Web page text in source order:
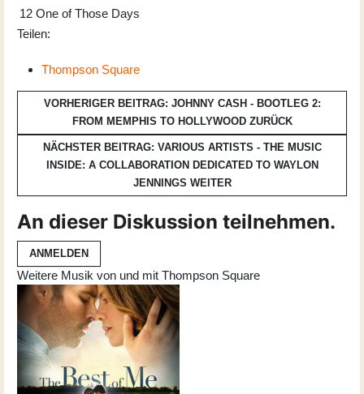
12 One of Those Days
Teilen:
Thompson Square
VORHERIGER BEITRAG: JOHNNY CASH - BOOTLEG 2:
FROM MEMPHIS TO HOLLYWOOD ZURÜCK
NÄCHSTER BEITRAG: VARIOUS ARTISTS - THE MUSIC
INSIDE: A COLLABORATION DEDICATED TO WAYLON
JENNINGS WEITER
An dieser Diskussion teilnehmen.
ANMELDEN
Weitere Musik von und mit Thompson Square